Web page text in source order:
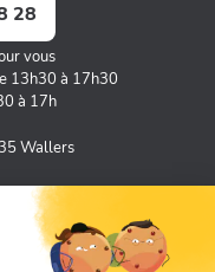
28
vous
13h30 à 17h30
à 17h
Wallers